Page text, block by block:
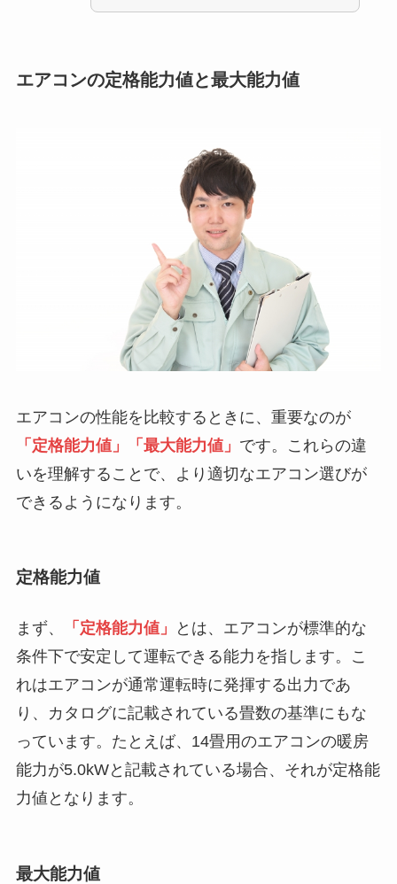
エアコンの定格能力値と最大能力値
エアコンの性能を比較するときに、重要なのが
「定格能力値」「最大能力値」 です。これらの違
いを理解することで、より適切なエアコン選びが
できるようになります。
定格能力値
まず、 「定格能力値」
とは、エアコンが標準的な
条件下で安定して運転できる能力を指します。こ
れはエアコンが通常運転時に発揮する出力であ
り、カタログに記載されている畳数の基準にもな
っています。たとえば、14畳用のエアコンの暖房
能力が5.0kWと記載されている場合、それが定格能
力値となります。
最大能力値